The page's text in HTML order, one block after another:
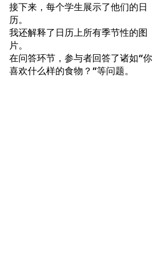
接下来，每个学生展示了他们的日
历。
我还解释了日历上所有季节性的图
片。
在问答环节，参与者回答了诸如“你
喜欢什么样的食物？”等问题。